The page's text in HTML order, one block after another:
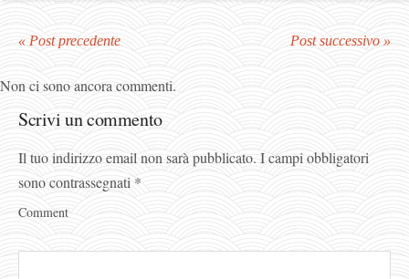
« Post precedente Post successivo »
Non ci sono ancora commenti.
Scrivi un commento
Il tuo indirizzo email non sarà pubblicato. I campi obbligatori
sono contrassegnati *
Comment